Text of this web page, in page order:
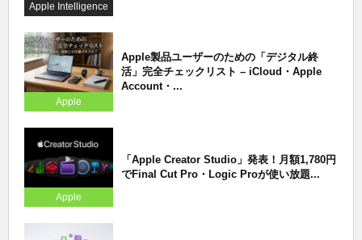
Apple Intelligence
Apple
Apple製品ユーザーのための「デジタル終
活」完全チェックリスト – iCloud・Apple
Account・...
Apple
「Apple Creator Studio」発表！月額1,780円
でFinal Cut Pro・Logic Proが使い放題...